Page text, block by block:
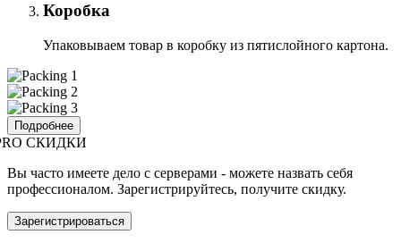
Коробка
Упаковываем товар в коробку из пятислойного картона.
Подробнее
СКИДКИ
Вы часто имеете дело с серверами - можете назвать себя
профессионалом. Зарегистрируйтесь, получите скидку.
Зарегистрироваться